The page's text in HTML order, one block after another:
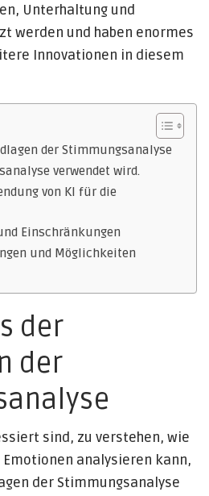
Unterhaltung und
werden und haben enormes
Innovationen in diesem
der Stimmungsanalyse
verwendet wird.
von KI für die
Einschränkungen
und Möglichkeiten
der
der
sind, zu verstehen, wie
analysieren kann,
der Stimmungsanalyse